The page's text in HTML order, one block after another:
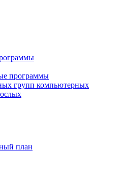
программы
групп компьютерных
план